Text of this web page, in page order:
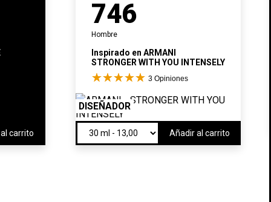
carrito
746
Hombre
Inspirado en ARMANI
STRONGER WITH YOU INTENSELY
3 Opiniones
DISEÑADOR
Añadir al carrito